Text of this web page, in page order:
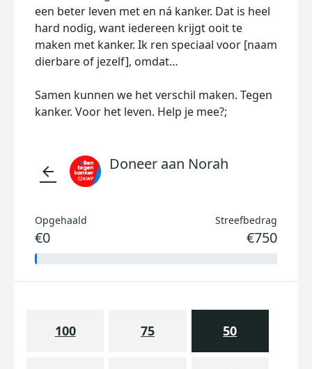
een beter leven met en ná kanker. Dat is heel
hard nodig, want iedereen krijgt ooit te
maken met kanker. Ik ren speciaal voor [naam
dierbare of jezelf], omdat…
Samen kunnen we het verschil maken. Tegen
kanker. Voor het leven. Help je mee?;
arrow_back Doneer aan Norah
Opgehaald
€0
Streefbedrag
€750
100 75 50